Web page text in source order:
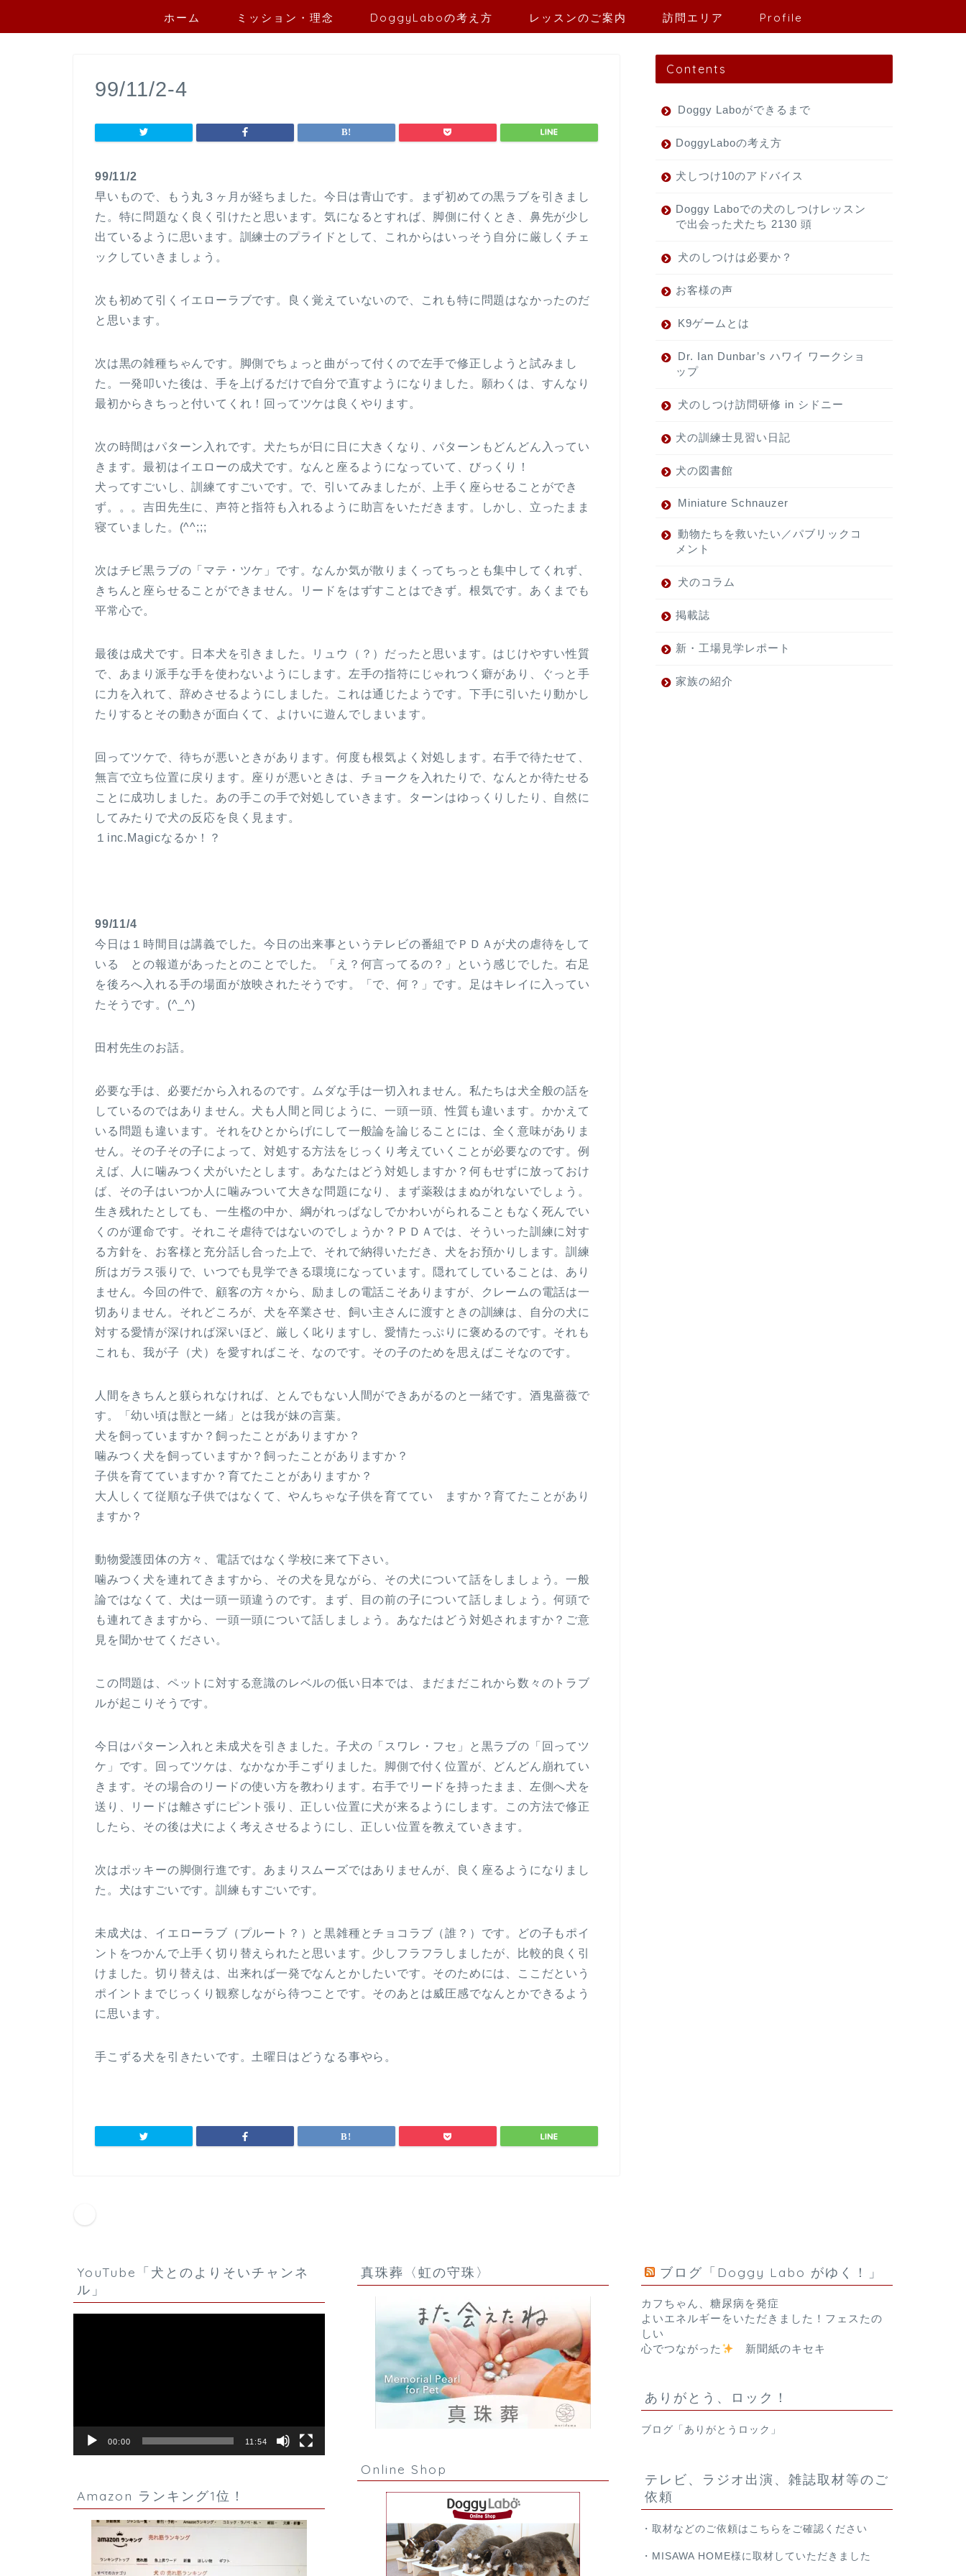
ホーム ミッション・理念 DoggyLaboの考え方 レッスンのご案内 訪問エリア Profile
99/11/2-4
99/11/2
早いもので、もう丸３ヶ月が経ちました。今日は青山です。まず初めての黒ラブを引きまし
た。特に問題なく良く引けたと思います。気になるとすれば、脚側に付くとき、鼻先が少し
出ているように思います。訓練士のプライドとして、これからはいっそう自分に厳しくチェ
ックしていきましょう。
次も初めて引くイエローラブです。良く覚えていないので、これも特に問題はなかったのだ
と思います。
次は黒の雑種ちゃんです。脚側でちょっと曲がって付くので左手で修正しようと試みまし
た。一発叩いた後は、手を上げるだけで自分で直すようになりました。願わくは、すんなり
最初からきちっと付いてくれ！回ってツケは良くやります。
次の時間はパターン入れです。犬たちが日に日に大きくなり、パターンもどんどん入ってい
きます。最初はイエローの成犬です。なんと座るようになっていて、びっくり！
犬ってすごいし、訓練てすごいです。で、引いてみましたが、上手く座らせることができ
ず。。。吉田先生に、声符と指符も入れるように助言をいただきます。しかし、立ったまま
寝ていました。(^^;;;
次はチビ黒ラブの「マテ・ツケ」です。なんか気が散りまくってちっとも集中してくれず、
きちんと座らせることができません。リードをはずすことはできず。根気です。あくまでも
平常心で。
最後は成犬です。日本犬を引きました。リュウ（？）だったと思います。はじけやすい性質
で、あまり派手な手を使わないようにします。左手の指符にじゃれつく癖があり、ぐっと手
に力を入れて、辞めさせるようにしました。これは通じたようです。下手に引いたり動かし
たりするとその動きが面白くて、よけいに遊んでしまいます。
回ってツケで、待ちが悪いときがあります。何度も根気よく対処します。右手で待たせて、
無言で立ち位置に戻ります。座りが悪いときは、チョークを入れたりで、なんとか待たせる
ことに成功しました。あの手この手で対処していきます。ターンはゆっくりしたり、自然に
してみたりで犬の反応を良く見ます。
１inc.Magicなるか！？
99/11/4
今日は１時間目は講義でした。今日の出来事というテレビの番組でＰＤＡが犬の虐待をして
いる との報道があったとのことでした。「え？何言ってるの？」という感じでした。右足
を後ろへ入れる手の場面が放映されたそうです。「で、何？」です。足はキレイに入ってい
たそうです。(^_^)
田村先生のお話。
必要な手は、必要だから入れるのです。ムダな手は一切入れません。私たちは犬全般の話を
しているのではありません。犬も人間と同じように、一頭一頭、性質も違います。かかえて
いる問題も違います。それをひとからげにして一般論を論じることには、全く意味がありま
せん。その子その子によって、対処する方法をじっくり考えていくことが必要なのです。例
えば、人に噛みつく犬がいたとします。あなたはどう対処しますか？何もせずに放っておけ
ば、その子はいつか人に噛みついて大きな問題になり、まず薬殺はまぬがれないでしょう。
生き残れたとしても、一生檻の中か、綱がれっぱなしでかわいがられることもなく死んでい
くのが運命です。それこそ虐待ではないのでしょうか？ＰＤＡでは、そういった訓練に対す
る方針を、お客様と充分話し合った上で、それで納得いただき、犬をお預かりします。訓練
所はガラス張りで、いつでも見学できる環境になっています。隠れてしていることは、あり
ません。今回の件で、顧客の方々から、励ましの電話こそありますが、クレームの電話は一
切ありません。それどころが、犬を卒業させ、飼い主さんに渡すときの訓練は、自分の犬に
対する愛情が深ければ深いほど、厳しく叱りますし、愛情たっぷりに褒めるのです。それも
これも、我が子（犬）を愛すればこそ、なのです。その子のためを思えばこそなのです。
人間をきちんと躾られなければ、とんでもない人間ができあがるのと一緒です。酒鬼薔薇で
す。「幼い頃は獣と一緒」とは我が妹の言葉。
犬を飼っていますか？飼ったことがありますか？
噛みつく犬を飼っていますか？飼ったことがありますか？
子供を育てていますか？育てたことがありますか？
大人しくて従順な子供ではなくて、やんちゃな子供を育ててい ますか？育てたことがあり
ますか？
動物愛護団体の方々、電話ではなく学校に来て下さい。
噛みつく犬を連れてきますから、その犬を見ながら、その犬について話をしましょう。一般
論ではなくて、犬は一頭一頭違うのです。まず、目の前の子について話しましょう。何頭で
も連れてきますから、一頭一頭について話しましょう。あなたはどう対処されますか？ご意
見を聞かせてください。
この問題は、ペットに対する意識のレベルの低い日本では、まだまだこれから数々のトラブ
ルが起こりそうです。
今日はパターン入れと未成犬を引きました。子犬の「スワレ・フセ」と黒ラブの「回ってツ
ケ」です。回ってツケは、なかなか手こずりました。脚側で付く位置が、どんどん崩れてい
きます。その場合のリードの使い方を教わります。右手でリードを持ったまま、左側へ犬を
送り、リードは離さずにピント張り、正しい位置に犬が来るようにします。この方法で修正
したら、その後は犬によく考えさせるようにし、正しい位置を教えていきます。
次はポッキーの脚側行進です。あまりスムーズではありませんが、良く座るようになりまし
た。犬はすごいです。訓練もすごいです。
未成犬は、イエローラブ（プルート？）と黒雑種とチョコラブ（誰？）です。どの子もポイ
ントをつかんで上手く切り替えられたと思います。少しフラフラしましたが、比較的良く引
けました。切り替えは、出来れば一発でなんとかしたいです。そのためには、ここだという
ポイントまでじっくり観察しながら待つことです。そのあとは威圧感でなんとかできるよう
に思います。
手こずる犬を引きたいです。土曜日はどうなる事やら。
Contents
Doggy Laboができるまで
DoggyLaboの考え方
犬しつけ10のアドバイス
Doggy Laboでの犬のしつけレッスン
で出会った犬たち 2130 頭
犬のしつけは必要か？
お客様の声
K9ゲームとは
Dr. Ian Dunbar’s ハワイ ワークショ
ップ
犬のしつけ訪問研修 in シドニー
犬の訓練士見習い日記
犬の図書館
Miniature Schnauzer
動物たちを救いたい／パブリックコ
メント
犬のコラム
掲載誌
新・工場見学レポート
家族の紹介
YouTube「犬とのよりそいチャンネ
ル」
00:00 11:54
Amazon ランキング1位！
真珠葬〈虹の守珠〉
Online Shop
ブログ「Doggy Labo がゆく！」
カフちゃん、糖尿病を発症
よいエネルギーをいただきました！フェスたの
しい
心でつながった
新聞紙のキセキ
ありがとう、ロック！
ブログ「ありがとうロック」
テレビ、ラジオ出演、雑誌取材等のご
依頼
・取材などのご依頼は こちら をご確認ください
・ MISAWA HOME様 に取材していただきました